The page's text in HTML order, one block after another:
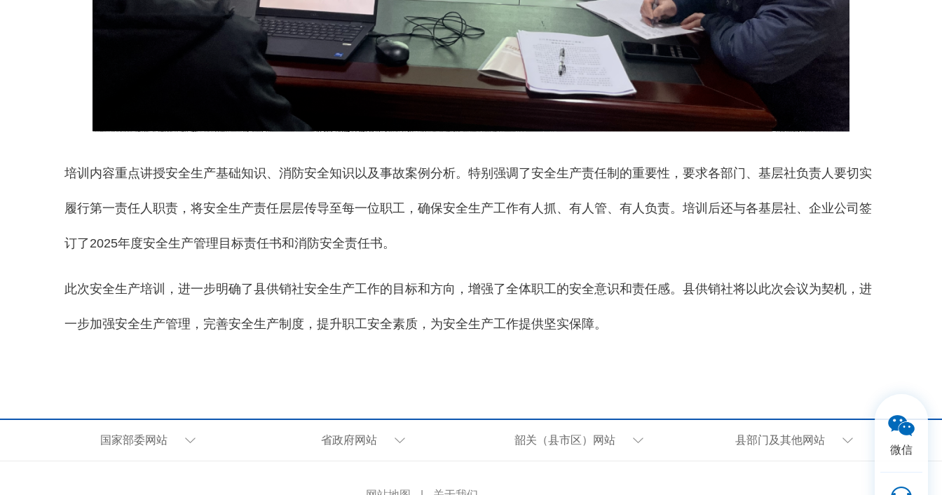
培训内容重点讲授安全生产基础知识、消防安全知识以及事故案例分析。特别强调了安全生产责任制的重要性，要求各部门、基层社负责人要切实
履行第一责任人职责，将安全生产责任层层传导至每一位职工，确保安全生产工作有人抓、有人管、有人负责。培训后还与各基层社、企业公司签
订了2025年度安全生产管理目标责任书和消防安全责任书。
此次安全生产培训，进一步明确了县供销社安全生产工作的目标和方向，增强了全体职工的安全意识和责任感。县供销社将以此次会议为契机，进
一步加强安全生产管理，完善安全生产制度，提升职工安全素质，为安全生产工作提供坚实保障。
国家部委网站 省政府网站 韶关（县市区）网站 县部门及其他网站
微信